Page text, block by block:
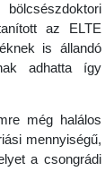
az ELTE
is állandó
adhatta így
még halálos
mennyiségű,
a csongrádi